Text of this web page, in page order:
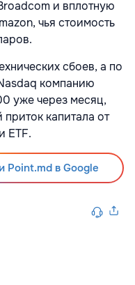
и вплотную
чья стоимость
сбоев, а по
компанию
уже через месяц,
капитала от
ETF.
Point.md в Google